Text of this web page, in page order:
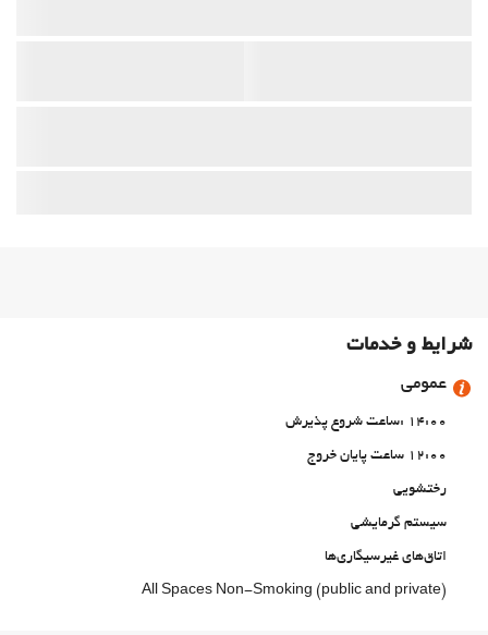
شرایط و خدمات
عمومی
14:00 :ساعت شروع پذیرش
12:00 ساعت پایان خروج
رختشویی
سیستم گرمایشی
اتاق‌های غیرسیگاری‌ها
All Spaces Non-Smoking (public and private)